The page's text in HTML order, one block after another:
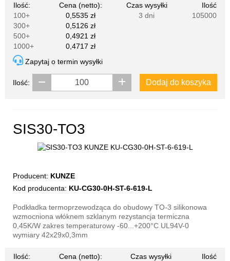
Ilość:
Cena (netto):
100+
0,5535 zł
300+
0,5126 zł
500+
0,4921 zł
1000+
0,4717 zł
Czas wysyłki
Ilość
3 dni
105000
Zapytaj o termin wysyłki
Ilość: Dodaj do koszyka
SIS30-TO3
Producent: KUNZE
Kod producenta: KU-CG30-0H-ST-6-619-L
Podkładka termoprzewodząca do obudowy TO-3 silikonowa
wzmocniona włóknem szklanym rezystancja termiczna
0,45K/W zakres temperaturowy -60...+200°C UL94V-0
wymiary 42x29x0,3mm
Ilość:
Cena (netto):
Czas wysyłki
Ilość